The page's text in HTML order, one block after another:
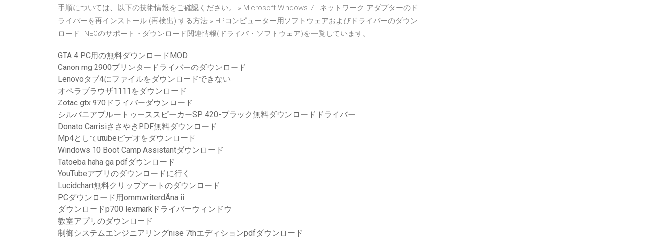
手順については、以下の技術情報をご確認ください。 » Microsoft Windows 7 - ネットワーク アダプターのド
ライバーを再インストール (再検出) する方法 » HPコンピューター用ソフトウェアおよびドライバーのダウン
ロード NECのサポート・ダウンロード関連情報(ドライバ・ソフトウェア)を一覧しています。
GTA 4 PC用の無料ダウンロードMOD
Canon mg 2900プリンタードライバーのダウンロード
Lenovoタブ4にファイルをダウンロードできない
オペラブラウザ1111をダウンロード
Zotac gtx 970ドライバーダウンロード
シルバニアブルートゥーススピーカーSP 420-ブラック無料ダウンロードドライバー
Donato CarrisiささやきPDF無料ダウンロード
Mp4としてutubeビデオをダウンロード
Windows 10 Boot Camp Assistantダウンロード
Tatoeba haha​​ ga pdfダウンロード
YouTubeアプリのダウンロードに行く
Lucidchart無料クリップアートのダウンロード
PCダウンロード用ommwriterdÄna ii
ダウンロードp700 lexmarkドライバーウィンドウ
教室アプリのダウンロード
制御システムエンジニアリングnise 7thエディションpdfダウンロード